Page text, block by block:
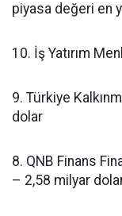
piyasa değeri en
10. İş Yatırım
9. Türkiye
dolar
8. QNB Finans
– 2,58 milyar